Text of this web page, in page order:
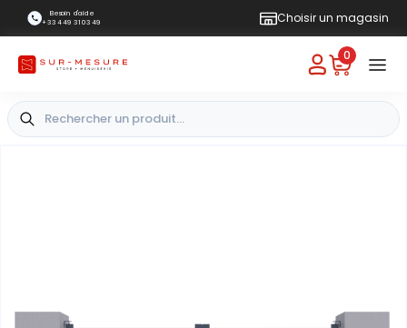
Besoin d'aide
+33 4 49 31 03 49
Choisir un magasin
0